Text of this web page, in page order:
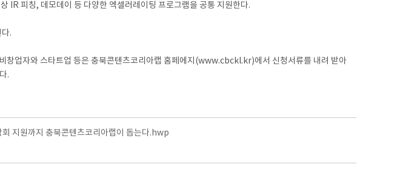
IR 피칭, 데모데이 등 다양한 엑셀러레이팅 프로그램을 공통 지원한다.
.
창업자와 스타트업 등은 충북콘텐츠코리아랩 홈페에지(www.cbckl.kr)에서 신청서류를 내려 받아
.
지원까지 충북콘텐츠코리아랩이 돕는다.hwp